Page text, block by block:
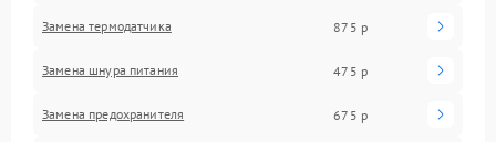
Замена термодатчика 875 р
Замена шнура питания 475 р
Замена предохранителя 675 р